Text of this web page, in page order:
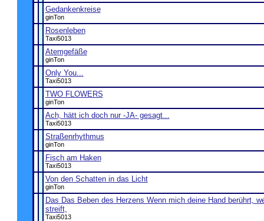
Gedankenkreise
ginTon
Rosenleben
Taxi5013
Atemgefäße
ginTon
Only You...
Taxi5013
TWO FLOWERS
ginTon
Ach, hätt ich doch nur -JA- gesagt...
Taxi5013
Straßenrhythmus
ginTon
Fisch am Haken
Taxi5013
Von den Schatten in das Licht
ginTon
Das Das Beben des Herzens Wenn mich deine Hand berührt,
streift,
Taxi5013